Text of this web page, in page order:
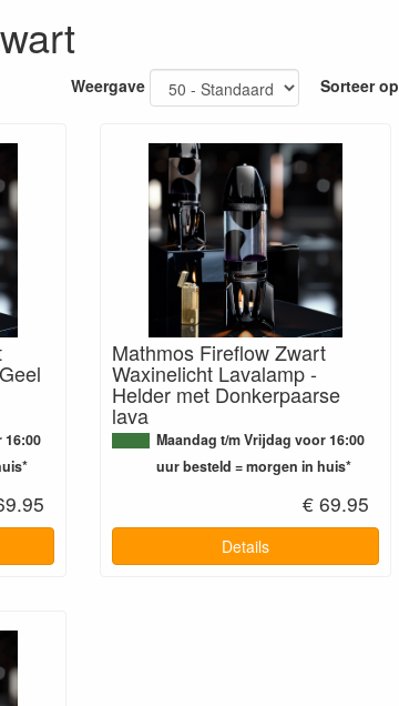
Weergave Sorteer op
16:00
Mathmos Fireflow Zwart
Waxinelicht Lavalamp -
Helder met Donkerpaarse
lava
Maandag t/m Vrijdag voor 16:00
uur besteld = morgen in huis*
€ 69.95
Details